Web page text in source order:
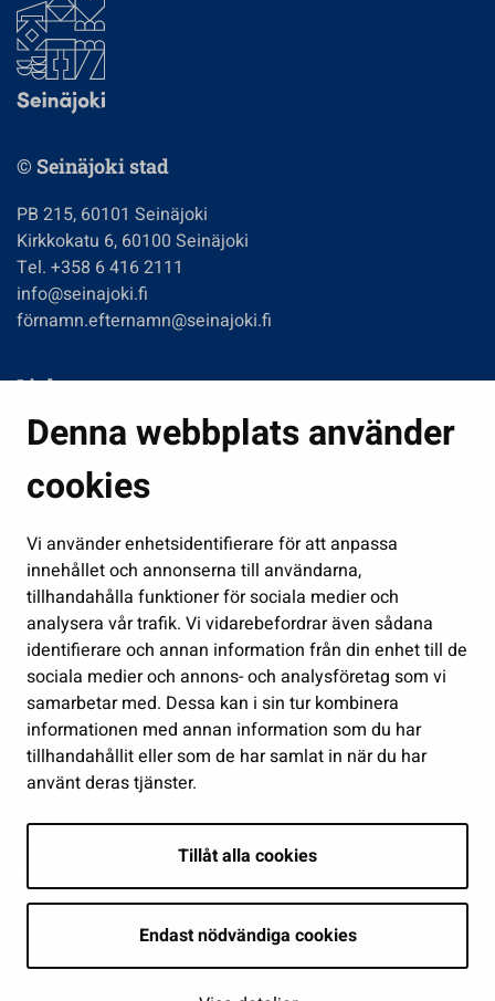
Denna webbplats använder
cookies
Vi använder enhetsidentifierare för att anpassa
innehållet och annonserna till användarna,
tillhandahålla funktioner för sociala medier och
analysera vår trafik. Vi vidarebefordrar även sådana
identifierare och annan information från din enhet till de
sociala medier och annons- och analysföretag som vi
samarbetar med. Dessa kan i sin tur kombinera
informationen med annan information som du har
tillhandahållit eller som de har samlat in när du har
använt deras tjänster.
Tillåt alla cookies
Endast nödvändiga cookies
© Seinäjoki stad
PB 215, 60101 Seinäjoki
Kirkkokatu 6, 60100 Seinäjoki
Tel. +358 6 416 2111
info@seinajoki.fi
förnamn.efternamn@seinajoki.fi
Links
Boende och miljö
Fostran och utbildning
Förvaltning
Jobb och företagsamhet
Delta och sköt ärenden
Show my cookie settings
Follow us